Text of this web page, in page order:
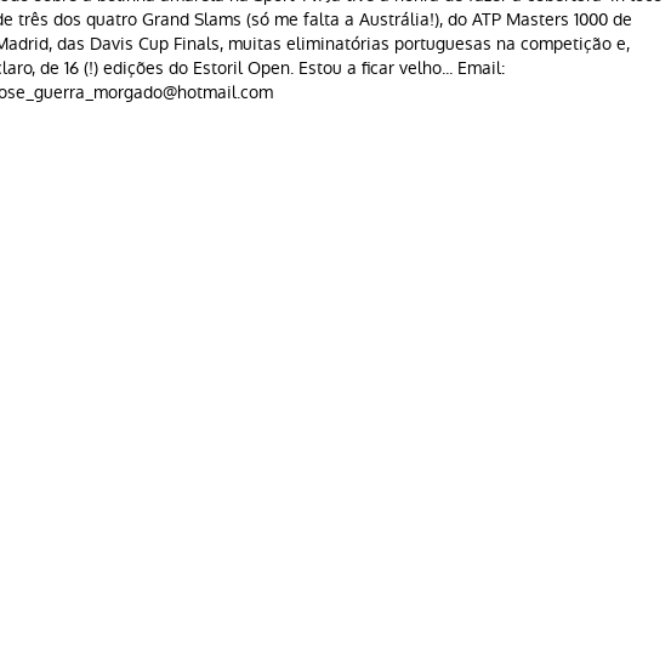
três dos quatro Grand Slams (só me falta a Austrália!), do ATP Masters 1000 de
das Davis Cup Finals, muitas eliminatórias portuguesas na competição e,
de 16 (!) edições do Estoril Open. Estou a ficar velho... Email: